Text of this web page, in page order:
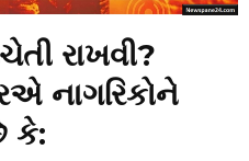
રાખવી?
નાગરિકોને
કે: